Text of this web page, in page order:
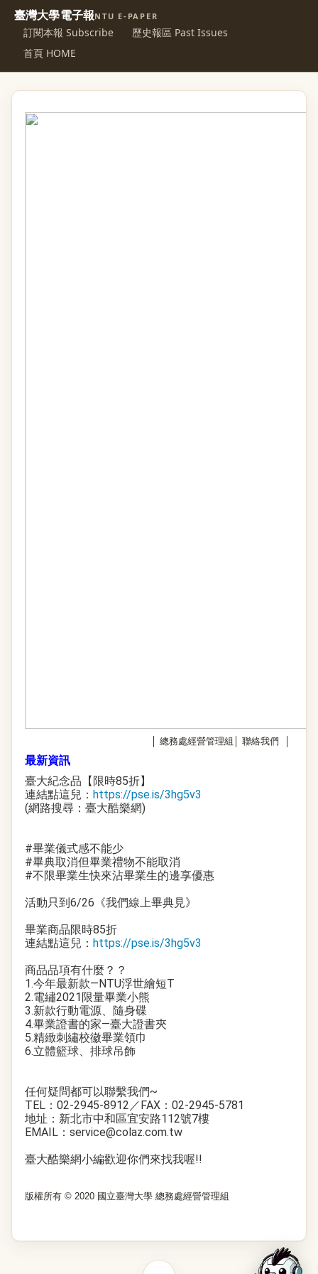
臺灣大學電子報NTU E-PAPER
訂閱本報 Subscribe
歷史報區 Past Issues
首頁 HOME
總務處經營管理組 聯絡我們
最新資訊
臺大紀念品【限時85折】
連結點這兒： https://pse.is/3hg5v3
(網路搜尋：臺大酷樂網)
#畢業儀式感不能少
#畢典取消但畢業禮物不能取消
#不限畢業生快來沾畢業生的邊享優惠
活動只到6/26《我們線上畢典見》
畢業商品限時85折
連結點這兒： https://pse.is/3hg5v3
商品品項有什麼？？
1.今年最新款—NTU浮世繪短T
2.電繡2021限量畢業小熊
3.新款行動電源、隨身碟
4.畢業證書的家—臺大證書夾
5.精緻刺繡校徽畢業領巾
6.立體籃球、排球吊飾
任何疑問都可以聯繫我們~
TEL：02-2945-8912／FAX：02-2945-5781
地址：新北市中和區宜安路112號7樓
EMAIL：service@colaz.com.tw
臺大酷樂網小編歡迎你們來找我喔!!
版權所有 © 2020 國立臺灣大學 總務處經營管理組